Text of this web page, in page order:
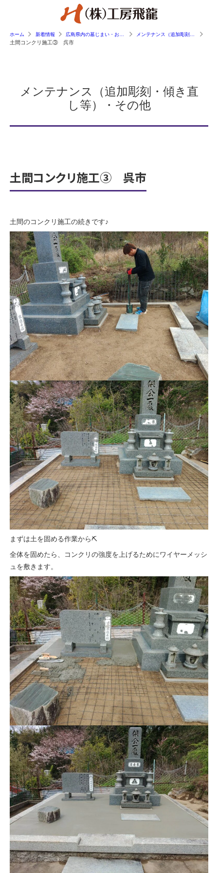
ホーム 新着情報
土間コンクリ施工③ 呉市
メンテナンス（追加彫刻・傾き直
し等）・その他
土間コンクリ施工③ 呉市
土間のコンクリ施工の続きです♪
まずは土を固める作業から⛏️
全体を固めたら、コンクリの強度を上げるためにワイヤーメッシ
ュを敷きます。